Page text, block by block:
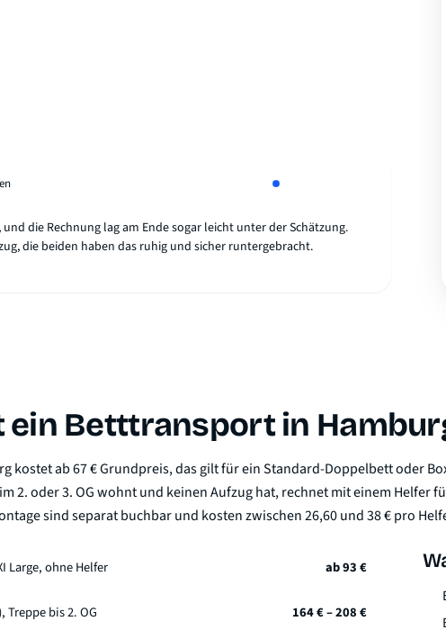
die Rechnung lag am Ende sogar leicht unter der Schätzung.
die beiden haben das ruhig und sicher runtergebracht.
ein Betttransport in
kostet ab 67 € Grundpreis, das gilt für ein Standard-Doppelbett oder
im 2. oder 3. OG wohnt und keinen Aufzug hat, rechnet mit einem Helfer
sind separat buchbar und kosten zwischen 26,60 und 38 € pro
Large, ohne Helfer ab 93 €
bis 2. OG 164 € – 208 €